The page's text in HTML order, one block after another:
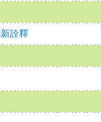
詮釋